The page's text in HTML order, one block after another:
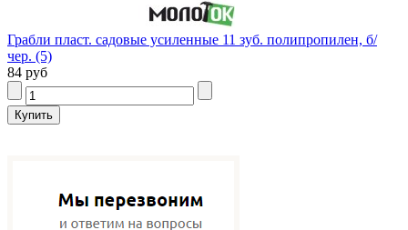
Грабли пласт. садовые усиленные 11 зуб. полипропилен, б/
чер. (5)
84 руб